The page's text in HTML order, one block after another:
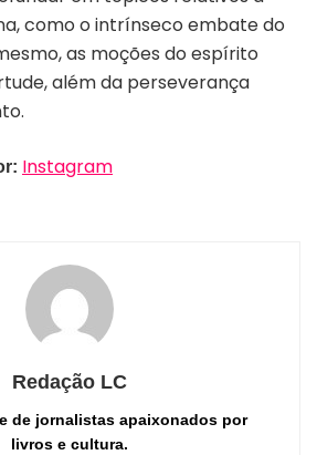
como o intrínseco embate do
as moções do espírito
além da perseverança
Instagram
Redação LC
de jornalistas apaixonados por
livros e cultura.